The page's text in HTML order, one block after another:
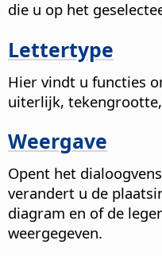
die u op het
Lettertype
Hier vindt u functies
uiterlijk,
Weergave
Opent het
verandert u de
diagram en of de
weergegeven.